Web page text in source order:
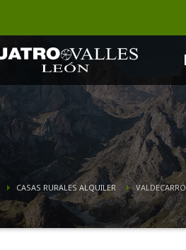
CASAS RURALES ALQUILER VALDECARRO